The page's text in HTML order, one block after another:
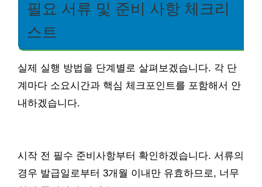
필요 서류 및 준비 사항 체크리
스트
실제 실행 방법을 단계별로 살펴보겠습니다. 각 단
계마다 소요시간과 핵심 체크포인트를 포함해서 안
내하겠습니다.
시작 전 필수 준비사항부터 확인하겠습니다. 서류의
경우 발급일로부터 3개월 이내만 유효하므로, 너무